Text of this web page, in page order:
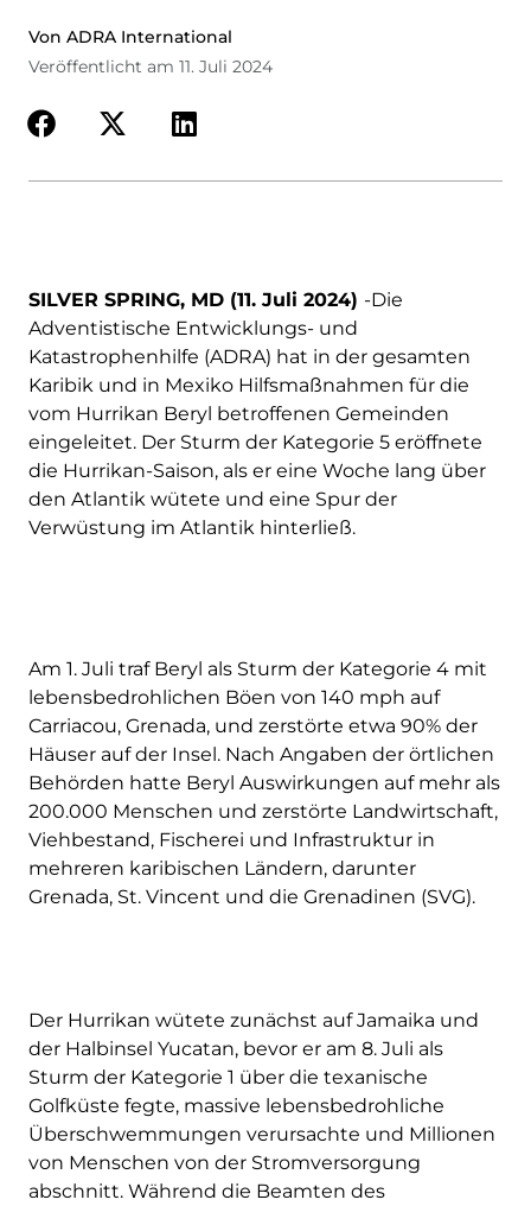
Von ADRA International
Veröffentlicht am 11. Juli 2024
SILVER SPRING, MD (11. Juli 2024) -Die
Adventistische Entwicklungs- und
Katastrophenhilfe (ADRA) hat in der gesamten
Karibik und in Mexiko Hilfsmaßnahmen für die
vom Hurrikan Beryl betroffenen Gemeinden
eingeleitet. Der Sturm der Kategorie 5 eröffnete
die Hurrikan-Saison, als er eine Woche lang über
den Atlantik wütete und eine Spur der
Verwüstung im Atlantik hinterließ.
Am 1. Juli traf Beryl als Sturm der Kategorie 4 mit
lebensbedrohlichen Böen von 140 mph auf
Carriacou, Grenada, und zerstörte etwa 90% der
Häuser auf der Insel. Nach Angaben der örtlichen
Behörden hatte Beryl Auswirkungen auf mehr als
200.000 Menschen und zerstörte Landwirtschaft,
Viehbestand, Fischerei und Infrastruktur in
mehreren karibischen Ländern, darunter
Grenada, St. Vincent und die Grenadinen (SVG).
Der Hurrikan wütete zunächst auf Jamaika und
der Halbinsel Yucatan, bevor er am 8. Juli als
Sturm der Kategorie 1 über die texanische
Golfküste fegte, massive lebensbedrohliche
Überschwemmungen verursachte und Millionen
von Menschen von der Stromversorgung
abschnitt. Während die Beamten des